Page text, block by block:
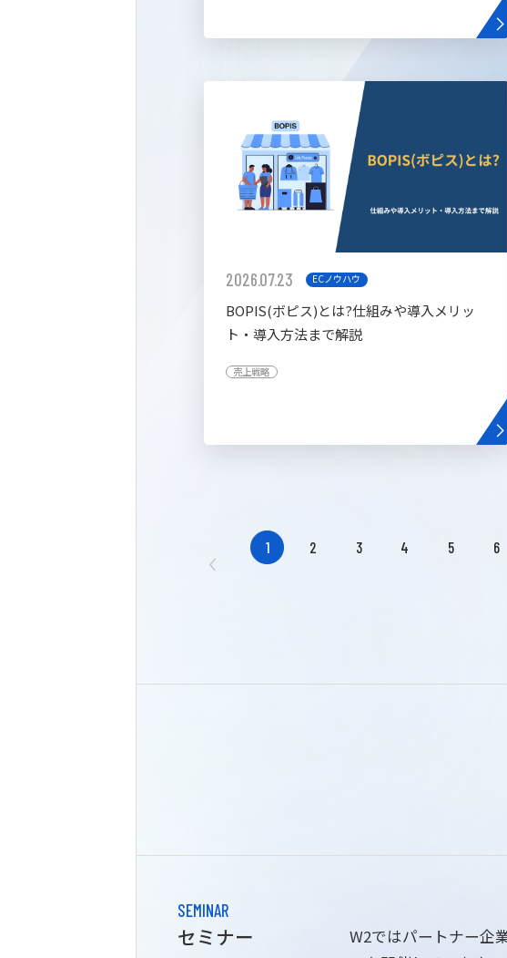
2026.07.23 ECノウハウ
BOPIS(ボピス)とは?仕組みや導入メリッ
ト・導入方法まで解説
売上戦略
1 2 3 4 5 6
SEMINAR
セミナー
W2ではパートナー企